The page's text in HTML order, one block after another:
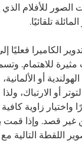
الصور للأفلام
تلقائيًا.
الكاميرا فعليًا
للاهتمام.
أو
أو الارتباك،
واختيار زاوية
غير قصد. وإذا قمت
اللقطة التالية مع